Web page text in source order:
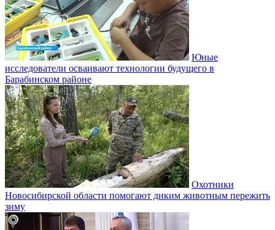
Юные
исследователи осваивают технологии будущего в
Барабинском районе
Охотники
Новосибирской области помогают диким животным пережить
зиму